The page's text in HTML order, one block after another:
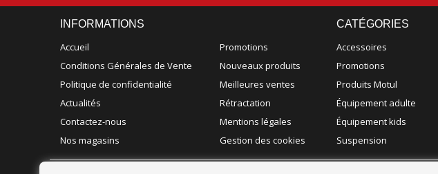
INFORMATIONS
Accueil
Conditions Générales de Vente
Politique de confidentialité
Actualités
Contactez-nous
Nos magasins
Promotions
Nouveaux produits
Meilleures ventes
Rétractation
Mentions légales
Gestion des cookies
CATÉGORIES
Accessoires
Promotions
Produits Motul
Équipement adulte
Équipement kids
Suspension